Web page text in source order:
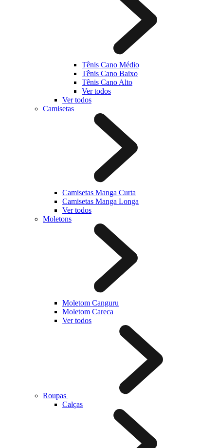
Tênis Cano Médio
Tênis Cano Baixo
Tênis Cano Alto
Ver todos
Ver todos
Camisetas
Camisetas Manga Curta
Camisetas Manga Longa
Ver todos
Moletons
Moletom Canguru
Moletom Careca
Ver todos
Roupas
Calças